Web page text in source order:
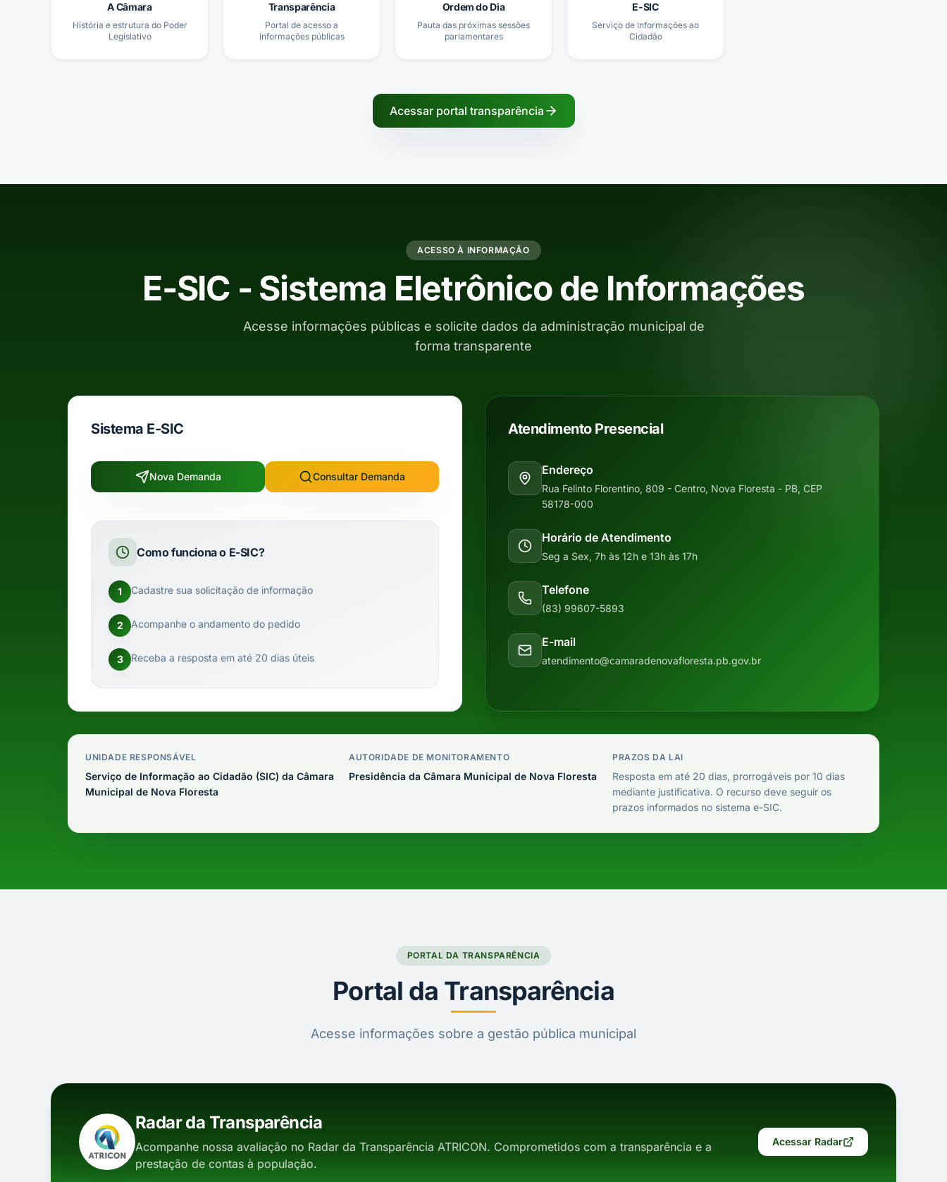
A Câmara
História e estrutura do Poder
Legislativo
Transparência
Portal de acesso a
informações públicas
Ordem do Dia
Pauta das próximas sessões
parlamentares
E-SIC
Serviço de Informações ao
Cidadão
Acessar portal transparência
ACESSO À INFORMAÇÃO
E-SIC - Sistema Eletrônico de Informações
Acesse informações públicas e solicite dados da administração municipal de
forma transparente
Sistema E-SIC
Nova Demanda Consultar Demanda
Como funciona o E-SIC?
1 Cadastre sua solicitação de informação
2 Acompanhe o andamento do pedido
3 Receba a resposta em até 20 dias úteis
Atendimento Presencial
Endereço
Rua Felinto Florentino, 809 - Centro, Nova Floresta - PB, CEP
58178-000
Horário de Atendimento
Seg a Sex, 7h às 12h e 13h às 17h
Telefone
(83) 99607-5893
E-mail
atendimento@camaradenovafloresta.pb.gov.br
UNIDADE RESPONSÁVEL
Serviço de Informação ao Cidadão (SIC) da Câmara
Municipal de Nova Floresta
AUTORIDADE DE MONITORAMENTO
Presidência da Câmara Municipal de Nova Floresta
PRAZOS DA LAI
Resposta em até 20 dias, prorrogáveis por 10 dias
mediante justificativa. O recurso deve seguir os
prazos informados no sistema e-SIC.
PORTAL DA TRANSPARÊNCIA
Portal da Transparência
Acesse informações sobre a gestão pública municipal
Radar da Transparência
Acompanhe nossa avaliação no Radar da Transparência ATRICON. Comprometidos com a transparência e a
prestação de contas à população.
Acessar Radar